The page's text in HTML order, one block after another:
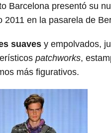
suaves y empolvados,
patchworks,
más figurativos.